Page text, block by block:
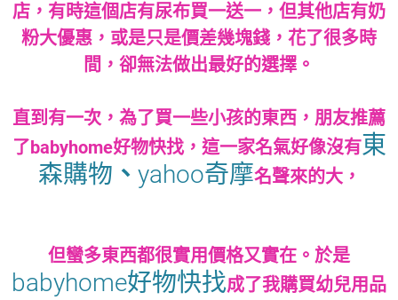
店，有時這個店有尿布買一送一，但其他店有奶
粉大優惠，或是只是價差幾塊錢，花了很多時
間，卻無法做出最好的選擇。
直到有一次，為了買一些小孩的東西，朋友推薦
了babyhome好物快找，這一家名氣好像沒有東
森購物 、 yahoo奇摩名聲來的大，
但蠻多東西都很實用價格又實在。於是
babyhome好物快找成了我購買幼兒用品